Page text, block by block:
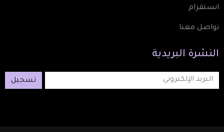
انستقرام
تواصل معنا
النشرة البريدية
تسجيل